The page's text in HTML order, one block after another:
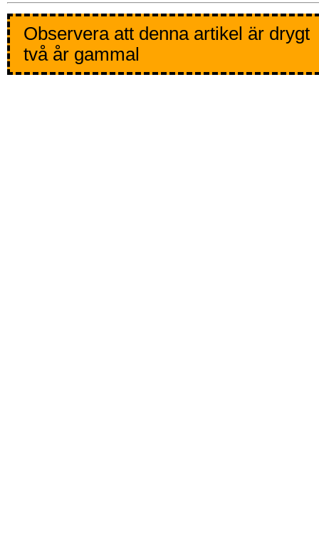
Observera att denna artikel är drygt
två år gammal